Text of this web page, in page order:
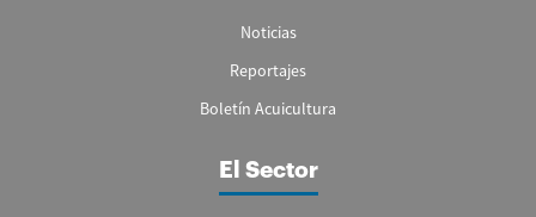
Noticias
Reportajes
Boletín Acuicultura
El Sector